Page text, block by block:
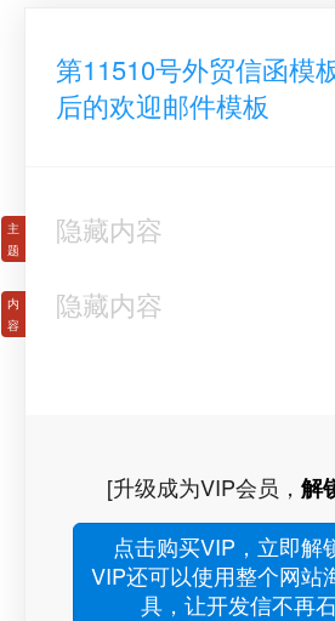
第11510号外贸信函模
后的欢迎邮件模板
隐藏内容
隐藏内容
[升级成为VIP会员， 解
点击购买VIP，立即解
VIP还可以使用整个网站
具，让开发信不再